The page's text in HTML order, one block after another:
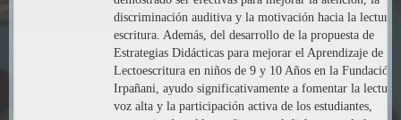
discriminación auditiva y la motivación hacia la lectura
escritura. Además, del desarrollo de la propuesta de
Estrategias Didácticas para mejorar el Aprendizaje de la
Lectoescritura en niños de 9 y 10 Años en la Fundación
Irpañani, ayudo significativamente a fomentar la lectura
voz alta y la participación activa de los estudiantes,